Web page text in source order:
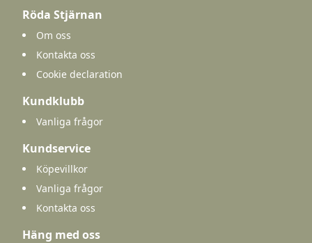
Röda Stjärnan
Om oss
Kontakta oss
Cookie declaration
Kundklubb
Vanliga frågor
Kundservice
Köpevillkor
Vanliga frågor
Kontakta oss
Häng med oss